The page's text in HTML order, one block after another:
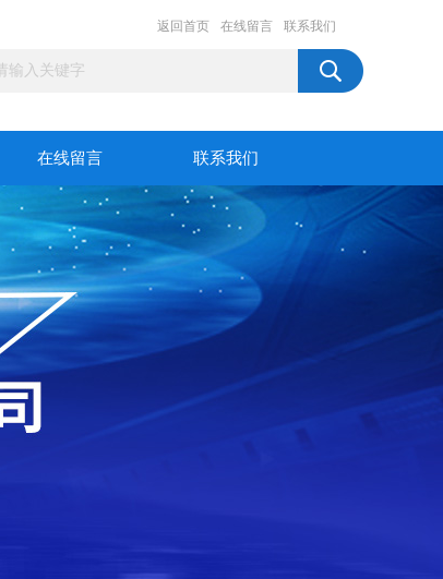
返回首页 在线留言 联系我们
在线留言 联系我们